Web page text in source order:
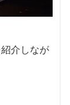
介しなが